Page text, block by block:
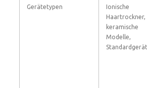
Gerätetypen
Ionische
Haartrockner,
keramische
Modelle,